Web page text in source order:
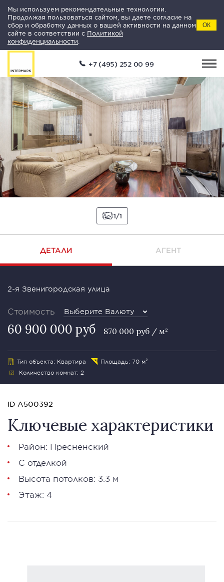
Мы используем рекомендательные технологии.
Продолжая пользоваться сайтом, вы даете согласие на
сбор и обработку данных о вашей активности на данном
сайте в соответствии с Политикой
конфиденциальности
ОК
+7 (495) 252 00 99
1 1
ДЕТАЛИ АГЕНТ
2-я Звенигородская улица
Стоимость Выберите Валюту
60 900 000 руб 870 000 руб / м²
Тип объекта: Квартира
Площадь: 70 м²
Количество комнат: 2
ID A500392
Ключевые характеристики
Район: Пресненский
С отделкой
Высота потолков: 3.3 м
Этаж: 4